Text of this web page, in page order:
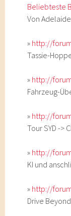
Beliebteste
Von
» http://
Tassie-
» http://
Fahrzeug-
» http://
Tour SYD ->
» http://
KI und
» http://
Drive